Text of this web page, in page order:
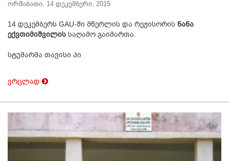
ორშაბათი, 14 დეკემბერი, 2015
14 დეკემბერს GAU-ში მწერლის და რეჟისორის ნანა
ექვთიმიშვილის საღამო გაიმართა.
სტუმარმა თავისი პი
ვრცლად